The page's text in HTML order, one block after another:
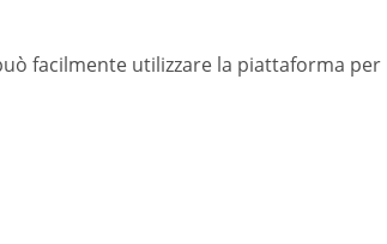
facilmente utilizzare la piattaforma per